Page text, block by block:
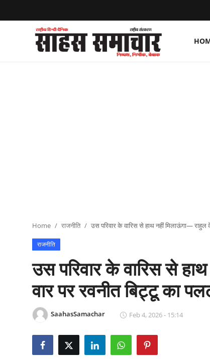
Register
Home राजनीति उस परिवार के वारिस से हाथ नहीं मिलाऊंगा— राहुल के
राजनीति
उस परिवार के वारिस से हाथ
वार पर रवनीत बिट्टू का
SaahasSamachar Feb 4, 2026 - 15:14